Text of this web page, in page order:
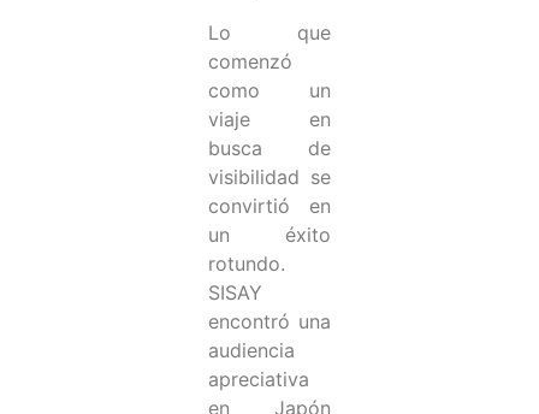
Lo que
comenzó
como un
viaje en
busca de
visibilidad se
convirtió en
un éxito
rotundo.
SISAY
encontró una
audiencia
apreciativa
en Japón